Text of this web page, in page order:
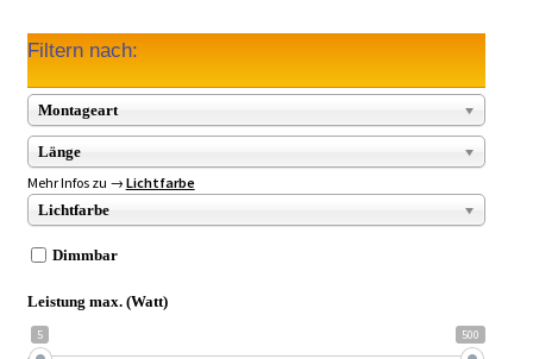
Filtern nach:
Montageart
Länge
Mehr Infos zu → Lichtfarbe
Lichtfarbe
Dimmbar
Leistung max. (Watt)
5 500